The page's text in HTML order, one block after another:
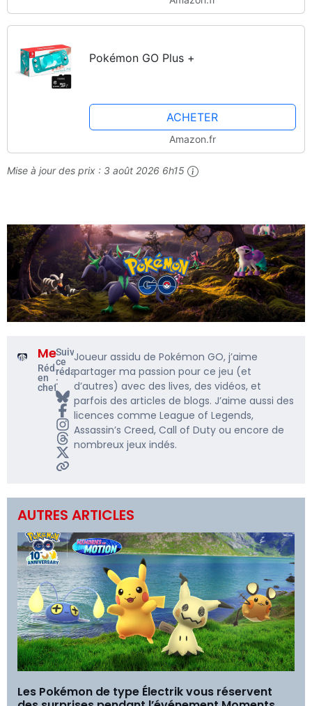
Pokémon GO Plus +
ACHETER
Amazon.fr
Mise à jour des prix : 3 août 2026 6h15
Me5rine_
Rédacteur
en
chef
Suivre
ce
rédacteur
:
Joueur assidu de Pokémon GO, j’aime
partager ma passion pour ce jeu (et
d’autres) avec des lives, des vidéos, et
parfois des articles de blogs. J’aime aussi des
licences comme League of Legends,
Assassin’s Creed, Call of Duty ou encore de
nombreux jeux indés.
AUTRES ARTICLES
Les Pokémon de type Électrik vous réservent